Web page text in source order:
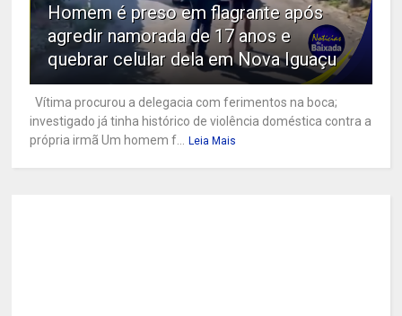
Homem é preso em flagrante após
agredir namorada de 17 anos e
quebrar celular dela em Nova Iguaçu
Vítima procurou a delegacia com ferimentos na boca;
investigado já tinha histórico de violência doméstica contra a
própria irmã Um homem f...
Leia Mais